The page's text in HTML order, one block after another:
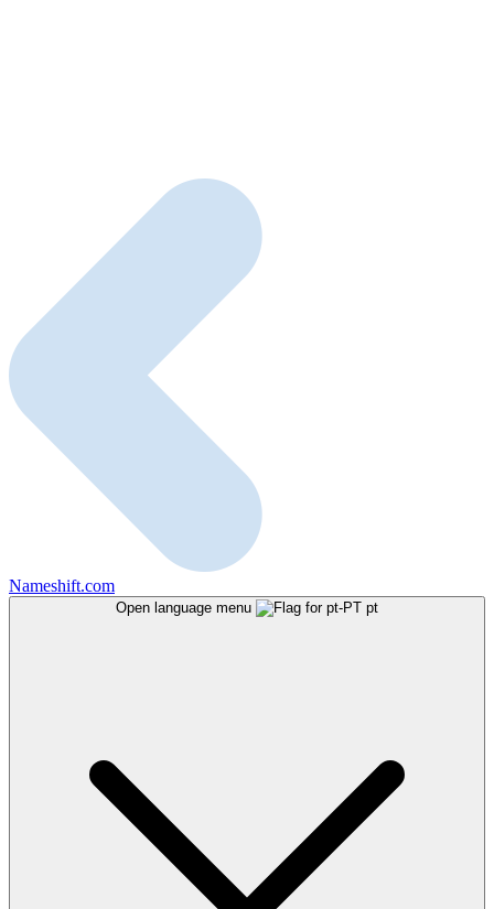
Nameshift.com
Open language menu pt